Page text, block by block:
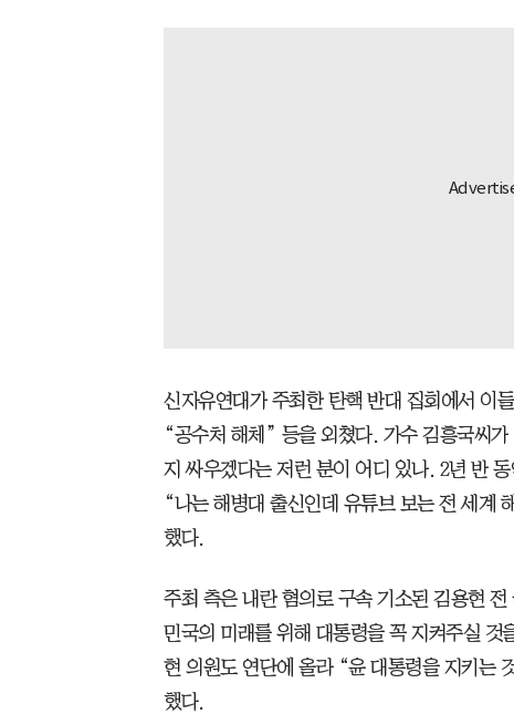
신자유연대가 주최한 탄핵 반대 집회에서 이
“공수처 해체” 등을 외쳤다. 가수 김흥국씨
지 싸우겠다는 저런 분이 어디 있나. 2년 반
“나는 해병대 출신인데 유튜브 보는 전 세계
했다.
주최 측은 내란 혐의로 구속 기소된 김용현
민국의 미래를 위해 대통령을 꼭 지켜주실
현 의원도 연단에 올라 “윤 대통령을 지키는
했다.